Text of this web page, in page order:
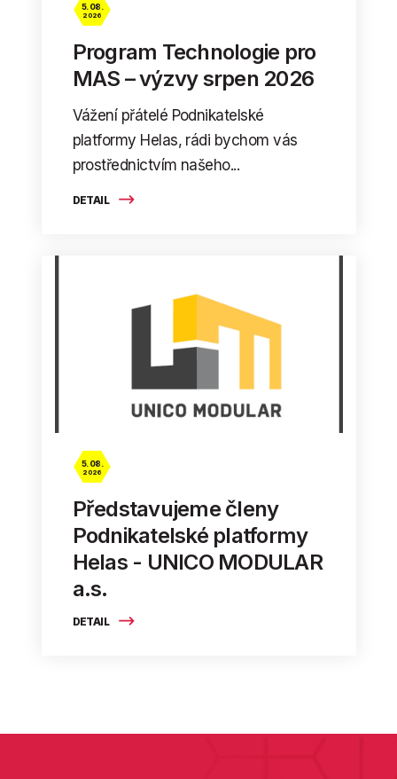
DETAIL
5. 08.
2026
Program Technologie pro
MAS – výzvy srpen 2026
Vážení přátelé Podnikatelské
platformy Helas, rádi bychom vás
prostřednictvím našeho...
DETAIL
5. 08.
2026
Představujeme členy
Podnikatelské platformy
Helas - UNICO MODULAR
a.s.